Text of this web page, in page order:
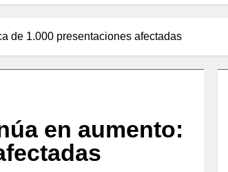
de 1.000 presentaciones afectadas
en aumento: